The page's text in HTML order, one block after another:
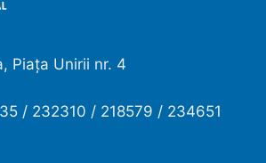
Piața Unirii nr. 4
/ 232310 / 218579 / 234651